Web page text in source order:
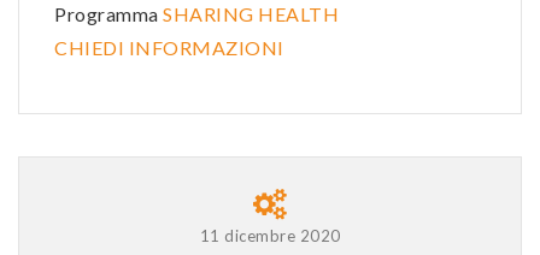
Programma SHARING HEALTH
CHIEDI INFORMAZIONI
11 dicembre 2020